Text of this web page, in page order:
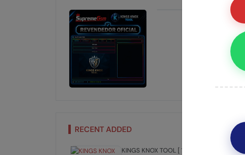
RECENT ADDED
KINGS KNOX TOOL [ 12 meses ] ✅